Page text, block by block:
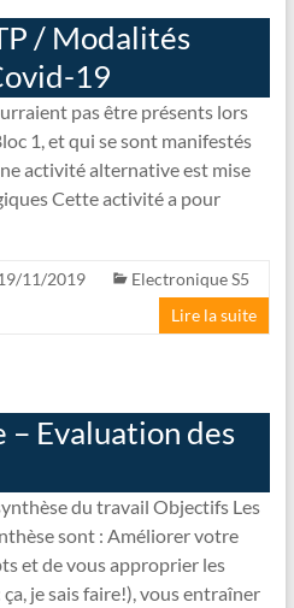
/ Modalités
19
pas être présents lors
1, et qui se sont manifestés
activité alternative est mise
Cette activité a pour
11/2019
Electronique S5
Lire la suite
– Evaluation des
du travail Objectifs Les
sont : Améliorer votre
et de vous approprier les
je sais faire!), vous entraîner